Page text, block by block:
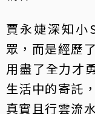
賈永婕深知小
眾，而是經歷
用盡了全力才
生活中的寄託
真實且行雲流